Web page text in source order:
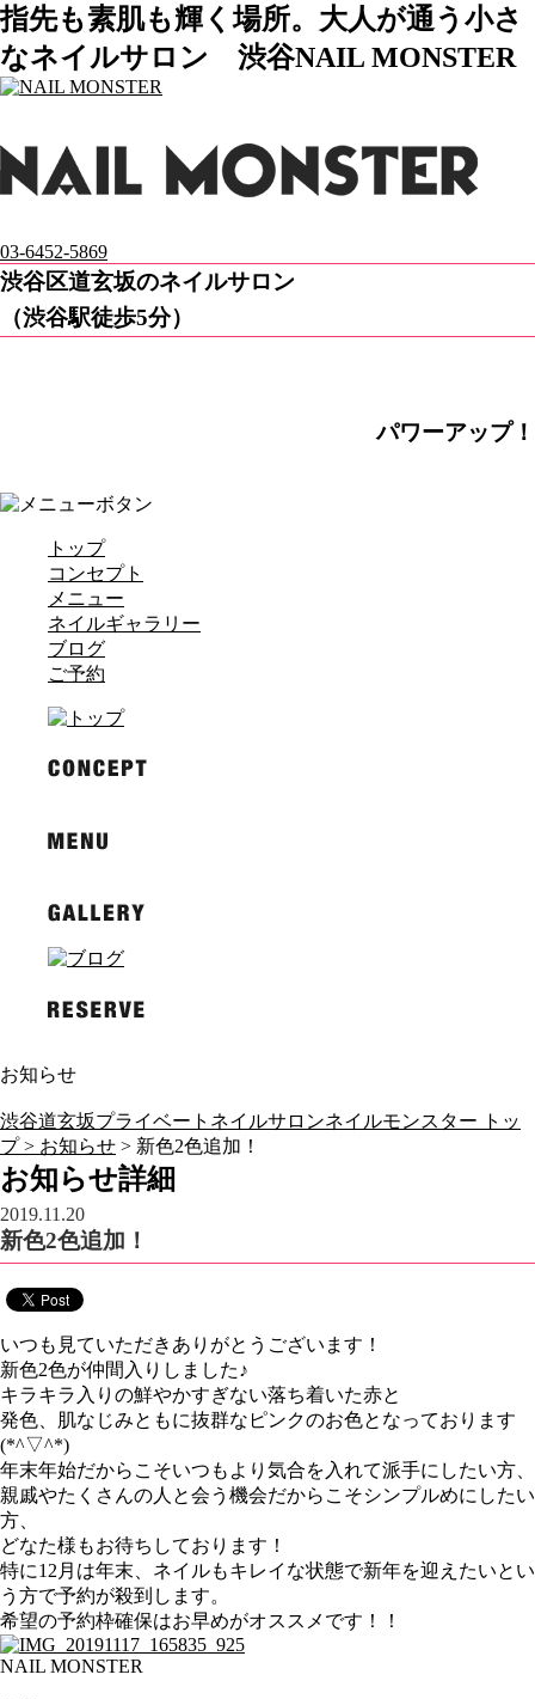
指先も素肌も輝く場所。大人が通う小さ
なネイルサロン 渋谷NAIL MONSTER
03-6452-5869
渋谷区道玄坂のネイルサロン
（渋谷駅徒歩5分）
パワーアップ！
トップ
コンセプト
メニュー
ネイルギャラリー
ブログ
ご予約
お知らせ
渋谷道玄坂プライベートネイルサロンネイルモンスター トッ
プ > お知らせ > 新色2色追加！
お知らせ詳細
2019.11.20
新色2色追加！
いつも見ていただきありがとうございます！
新色2色が仲間入りしました♪
キラキラ入りの鮮やかすぎない落ち着いた赤と
発色、肌なじみともに抜群なピンクのお色となっております
(*^▽^*)
年末年始だからこそいつもより気合を入れて派手にしたい方、
親戚やたくさんの人と会う機会だからこそシンプルめにしたい
方、
どなた様もお待ちしております！
特に12月は年末、ネイルもキレイな状態で新年を迎えたいとい
う方で予約が殺到します。
希望の予約枠確保はお早めがオススメです！！
NAIL MONSTER